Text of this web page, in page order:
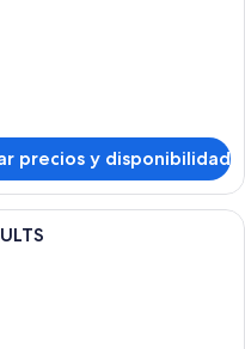
precios y disponibilidad
caja fuerte, escritorio y wifi